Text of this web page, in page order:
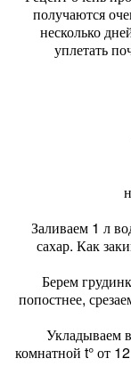
получаются
несколько
уплетать
Заливаем 1 л
сахар. Как
Берем
попостнее,
Укладываем
комнатной t° от